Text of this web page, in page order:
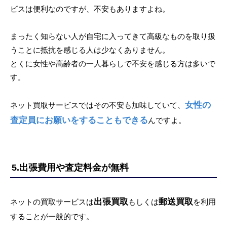
ビスは便利なのですが、不安もありますよね。
まったく知らない人が自宅に入ってきて高級なものを取り扱
うことに抵抗を感じる人は少なくありません。
とくに女性や高齢者の一人暮らしで不安を感じる方は多いで
す。
ネット買取サービスではその不安も加味していて、 女性の
査定員にお願いをすることもできるんですよ。
5.出張費用や査定料金が無料
ネットの買取サービスは出張買取もしくは郵送買取を利用
することが一般的です。